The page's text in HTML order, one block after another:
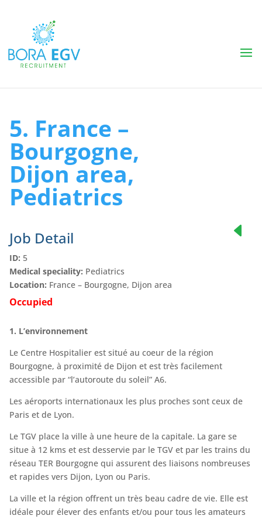
5. France –
Bourgogne,
Dijon area,
Pediatrics
Job Detail
ID: 5
Medical speciality: Pediatrics
Location: France – Bourgogne, Dijon area
Occupied
1. L’environnement
Le Centre Hospitalier est situé au coeur de la région
Bourgogne, à proximité de Dijon et est très facilement
accessible par “l’autoroute du soleil” A6.
Les aéroports internationaux les plus proches sont ceux de
Paris et de Lyon.
Le TGV place la ville à une heure de la capitale. La gare se
situe à 12 kms et est desservie par le TGV et par les trains du
réseau TER Bourgogne qui assurent des liaisons nombreuses
et rapides vers Dijon, Lyon ou Paris.
La ville et la région offrent un très beau cadre de vie. Elle est
idéale pour élever des enfants et/ou pour tous les amateurs